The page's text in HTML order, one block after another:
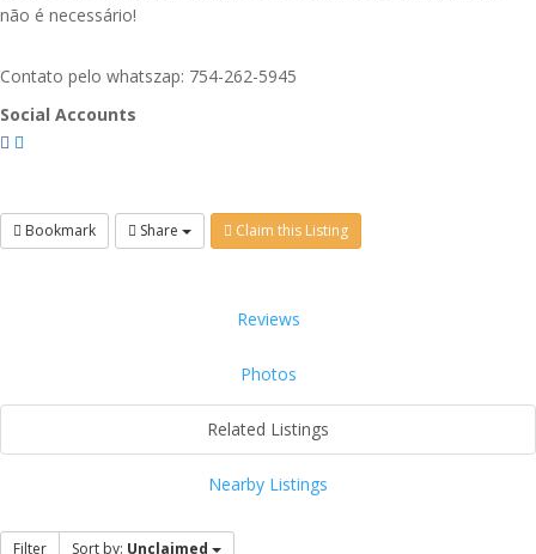
não é necessário!
Contato pelo whatszap: 754-262-5945
Social Accounts
Bookmark Share Claim this Listing
Reviews
Photos
Related Listings
Nearby Listings
Filter Sort by: Unclaimed